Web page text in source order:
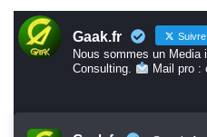
Gaak.fr Suivre
Nous sommes un Media
Consulting.
Mail pro :